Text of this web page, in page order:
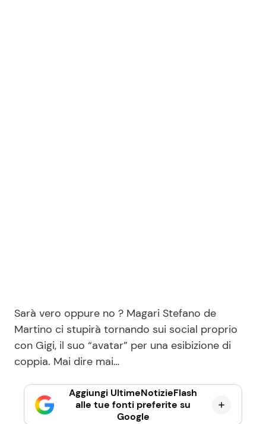
Sarà vero oppure no ? Magari Stefano de
Martino ci stupirà tornando sui social proprio
con Gigi, il suo “avatar” per una esibizione di
coppia. Mai dire mai…
Aggiungi UltimeNotizieFlash
alle tue fonti preferite su
Google